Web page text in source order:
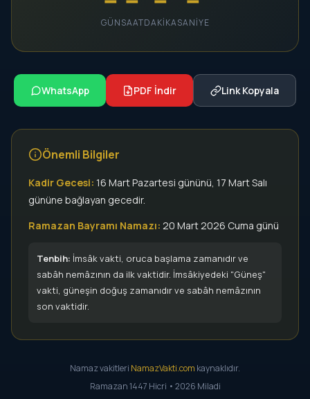
GÜNSAATDAKIKASANIYE
WhatsApp PDF İndir Link Kopyala
Önemli Bilgiler
Kadir Gecesi: 16 Mart Pazartesi gününü, 17 Mart Salı
gününe bağlayan gecedir.
Ramazan Bayramı Namazı: 20 Mart 2026 Cuma günü
Tenbih: İmsâk vakti, oruca başlama zamanıdır ve
sabâh nemâzının da ilk vaktidir. İmsâkiyedeki "Güneş"
vakti, güneşin doğuş zamanıdır ve sabâh nemâzının
son vaktidir.
Namaz vakitleri NamazVakti.com kaynaklıdır.
Ramazan 1447 Hicri • 2026 Miladi